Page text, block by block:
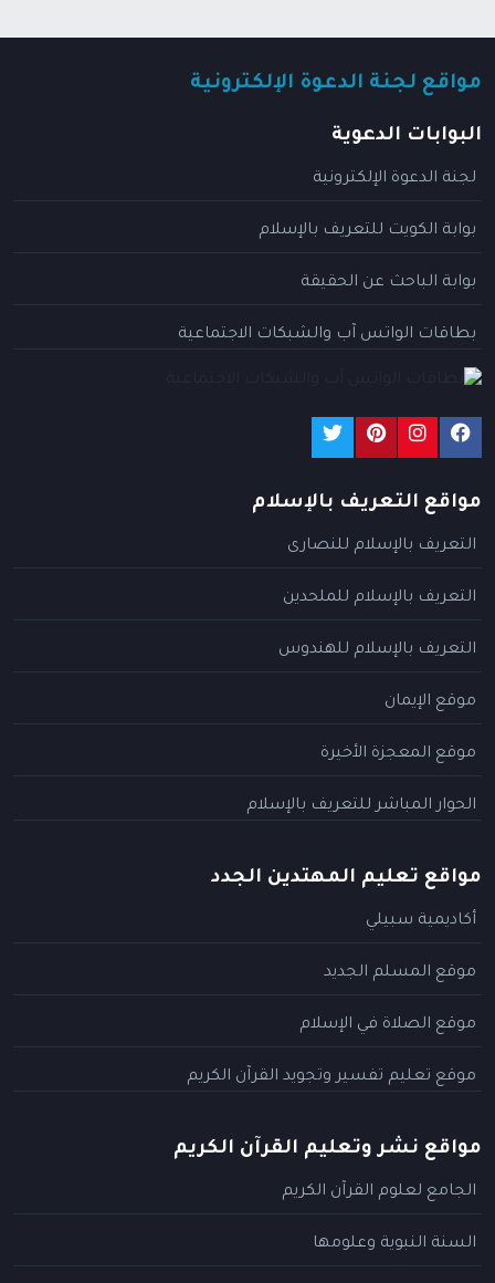
مواقع لجنة الدعوة الإلكترونية
البوابات الدعوية
لجنة الدعوة الإلكترونية
بوابة الكويت للتعريف بالإسلام
بوابة الباحث عن الحقيقة
بطاقات الواتس آب والشبكات الاجتماعية
مواقع التعريف بالإسلام
التعريف بالإسلام للنصارى
التعريف بالإسلام للملحدين
التعريف بالإسلام للهندوس
موقع الإيمان
موقع المعجزة الأخيرة
الحوار المباشر للتعريف بالإسلام
مواقع تعليم المهتدين الجدد
أكاديمية سبيلي
موقع المسلم الجديد
موقع الصلاة في الإسلام
موقع تعليم تفسير وتجويد القرآن الكريم
مواقع نشر وتعليم القرآن الكريم
الجامع لعلوم القرآن الكريم
السنة النبوية وعلومها